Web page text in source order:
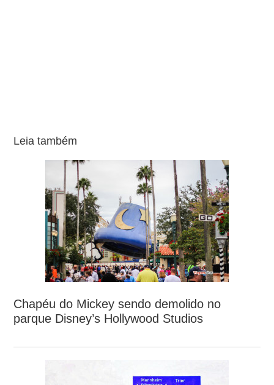
Leia também
Chapéu do Mickey sendo demolido no
parque Disney’s Hollywood Studios